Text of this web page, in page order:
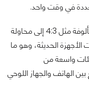
في وقت واحد.
من وجهة نظري، يشير اعتماد نسبة عرض مألوفة مثل 4:3 إلى محاولة
الأجهزة الحديثة، وهو ما
واسعة من
الهاتف والجهاز اللوحي